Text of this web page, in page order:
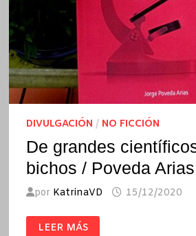
DIVULGACIÓN / NO FICCIÓN
De grandes
bichos / Poveda Arias
por KatrinaVD 15/12/2020
DE
GRANDES
LEER MÁS